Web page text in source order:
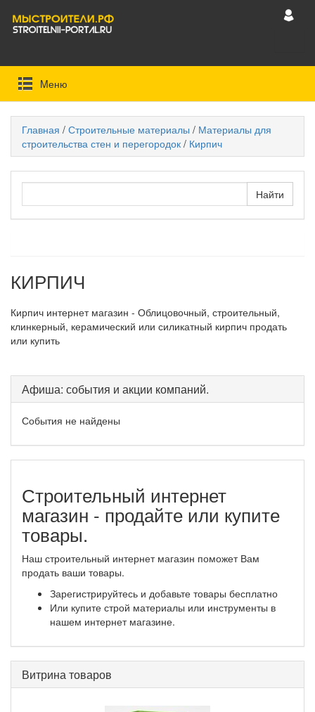
Mеню
Главная / Строительные материалы / Материалы для
строительства стен и перегородок / Кирпич
КИРПИЧ
Кирпич интернет магазин - Облицовочный, строительный,
клинкерный, керамический или силикатный кирпич продать
или купить
Афиша: события и акции компаний.
События не найдены
Строительный интернет
магазин - продайте или купите
товары.
Наш строительный интернет магазин поможет Вам
продать ваши товары.
Зарегистрируйтесь и добавьте товары бесплатно
Или купите строй материалы или инструменты в
нашем интернет магазине.
Витрина товаров